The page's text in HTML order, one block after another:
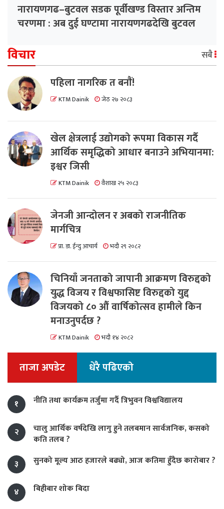
नारायणगढ–बुटवल सडक पूर्वीखण्ड विस्तार अन्तिम
चरणमा : अब दुई घण्टामा नारायणगढदेखि बुटवल
विचार सबै
पहिला नागरिक त बनाैं!
KTM Dainik जेठ २७ २०८३
खेल क्षेत्रलाई उद्योगको रूपमा विकास गर्दै
आर्थिक समृद्धिको आधार बनाउने अभियानमा:
इश्वर जिसी
KTM Dainik वैशाख २५ २०८३
जेनजी आन्दोलन र अबको राजनीतिक
मार्गचित्र
प्रा. डा. ईन्दु आचार्य भदौ २९ २०८२
चिनियाँ जनताको जापानी आक्रमण विरुद्दको
युद्ध विजय र विश्वफासिष्ट विरुद्दको युद्द
विजयको ८० औं वार्षिकोत्सव हामीले किन
मनाउनुपर्दछ ?
KTM Dainik भदौ १४ २०८२
ताजा अपडेट धेरै पढिएको
१ नीति तथा कार्यक्रम तर्जुमा गर्दै त्रिभुवन विश्वविद्यालय
२
चालु आर्थिक वर्षदेखि लागु हुने तलबमान सार्वजनिक, कसको
कति तलब ?
३
सुनको मूल्य आठ हजारले बढ्यो, आज कतिमा हुँदैछ कारोबार ?
४ बिहीबार शोक बिदा